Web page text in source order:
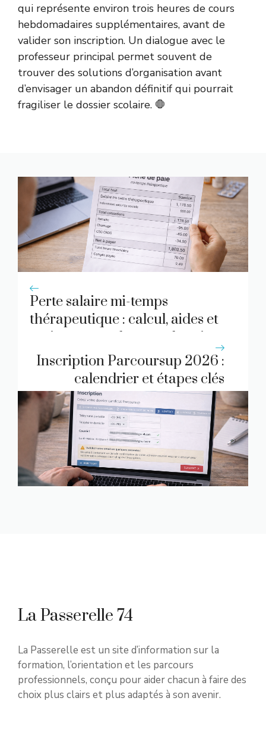
qui représente environ trois heures de cours
hebdomadaires supplémentaires, avant de
valider son inscription. Un dialogue avec le
professeur principal permet souvent de
trouver des solutions d’organisation avant
d’envisager un abandon définitif qui pourrait
fragiliser le dossier scolaire. 🛑
Perte salaire mi-temps
thérapeutique : calcul, aides et
options pour changer de voie
Inscription Parcoursup 2026 :
calendrier et étapes clés
La Passerelle 74
La Passerelle est un site d’information sur la
formation, l’orientation et les parcours
professionnels, conçu pour aider chacun à faire des
choix plus clairs et plus adaptés à son avenir.